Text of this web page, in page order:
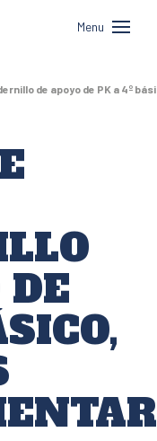
Menu
de apoyo de PK a 4º
DE